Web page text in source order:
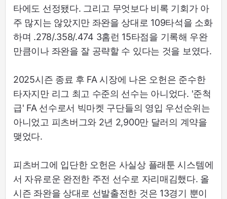
타에도 선정됐다. 그리고 무엇보다 비록 기회가 아
주 많지는 않았지만 좌완을 상대로 109타석을 소화
하며 .278/.358/.474 3홈런 15타점을 기록해 우완
만큼이나 좌완을 잘 공략할 수 있다는 것을 보였다.
2025시즌 종료 후 FA 시장에 나온 오헌은 준수한
타자지만 리그 최고 수준의 선수는 아니었다. '준척
급' FA 선수로서 빅마켓 구단들의 영입 우선순위는
아니었고 피츠버그와 2년 2,900만 달러의 계약을
맺었다.
피츠버그에 입단한 오헌은 사실상 플래툰 시스템에
서 자유로운 완전한 주전 선수로 자리매김했다. 올
시즌 좌완을 상대로 선발출전한 것은 13경기 뿐이